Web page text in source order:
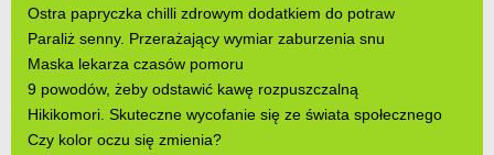
Ostra papryczka chilli zdrowym dodatkiem do potraw
Paraliż senny. Przerażający wymiar zaburzenia snu
Maska lekarza czasów pomoru
9 powodów, żeby odstawić kawę rozpuszczalną
Hikikomori. Skuteczne wycofanie się ze świata społecznego
Czy kolor oczu się zmienia?